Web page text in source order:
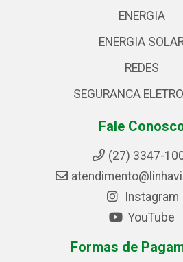
ENERGIA
ENERGIA
REDES
SEGURANCA
Fale
(27) 3347-
Instagram
YouTube
Formas de